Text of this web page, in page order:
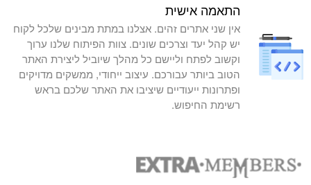
התאמה אישית
אין שני אתרים זהים. אצלנו במתת מבינים שלכל לקוח
יש קהל יעד וצרכים שונים. צוות הפיתוח שלנו ערוך
וקשוב לפתח וליישם כל מהלך שיוביל ליצירת האתר
הטוב ביותר עבורכם. עיצוב ייחודי, ממשקים מדויקים
ופתרונות ייעודיים שיציבו את האתר שלכם בראש
רשימת החיפוש.